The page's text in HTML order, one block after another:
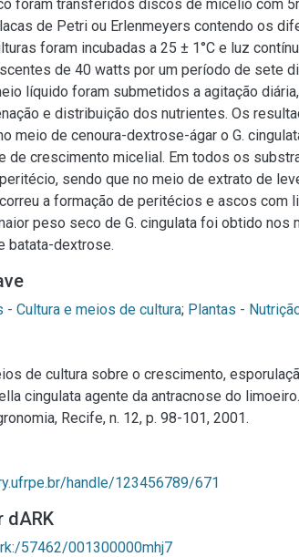
foram transferidos discos de micélio com
de Petri ou Erlenmeyers contendo os
foram incubadas a 25 ± 1°C e luz
de 40 watts por um período de sete
líquido foram submetidos a agitação
e distribuição dos nutrientes. Os
meio de cenoura-dextrose-ágar o G.
de crescimento micelial. Em todos os
sendo que no meio de extrato de
a formação de peritécios e ascos com
peso seco de G. cingulata foi obtido nos
batata-dextrose.
- Cultura e meios de cultura; Plantas -
de cultura sobre o crescimento,
cingulata agente da antracnose do
Recife, n. 12, p. 98-101, 2001.
handle/123456789/671
dARK
57462/001300000mhj7